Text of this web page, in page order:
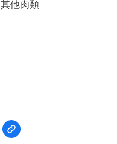
其他肉類